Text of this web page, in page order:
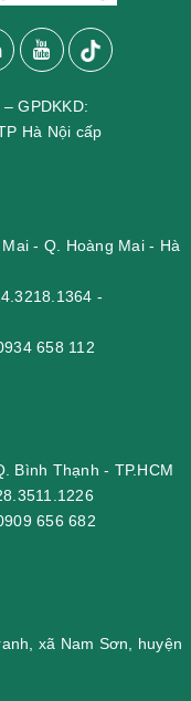
GPDKKD:
Hà Nội cấp
- Q. Hoàng Mai - Hà
-
658 112
Bình Thạnh - TP.HCM
656 682
xã Nam Sơn, huyện